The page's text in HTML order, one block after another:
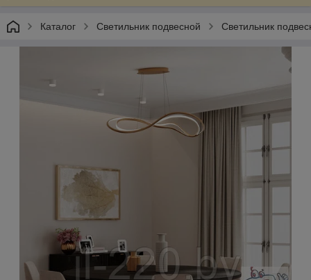
Каталог Светильник подвесной Светильник